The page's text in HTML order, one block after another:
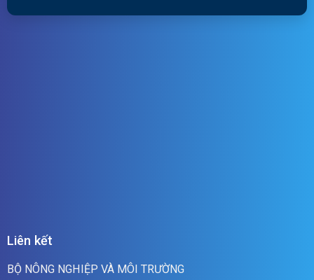
Liên kết
BỘ NÔNG NGHIỆP VÀ MÔI TRƯỜNG